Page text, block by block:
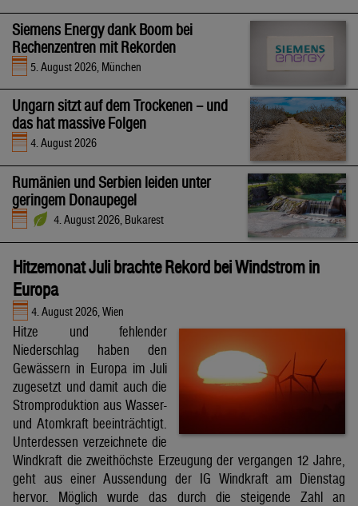
Siemens Energy dank Boom bei
Rechenzentren mit Rekorden
5. August 2026, München
Ungarn sitzt auf dem Trockenen – und
das hat massive Folgen
4. August 2026
Rumänien und Serbien leiden unter
geringem Donaupegel
4. August 2026, Bukarest
Hitzemonat Juli brachte Rekord bei Windstrom in
Europa
4. August 2026, Wien
Hitze und fehlender
Niederschlag haben den
Gewässern in Europa im Juli
zugesetzt und damit auch die
Stromproduktion aus Wasser-
und Atomkraft beeinträchtigt.
Unterdessen verzeichnete die
Windkraft die zweithöchste Erzeugung der vergangen 12 Jahre,
geht aus einer Aussendung der IG Windkraft am Dienstag
hervor. Möglich wurde das durch die steigende Zahl an